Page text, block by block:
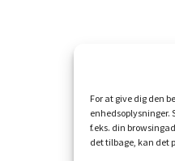
For at give dig den
enhedsoplysninger.
f.eks. din
det tilbage, kan det